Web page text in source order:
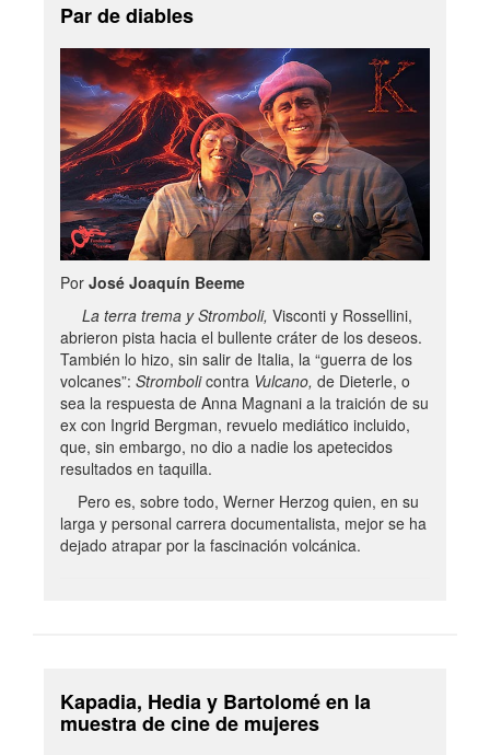
Par de diables
Por José Joaquín Beeme
La terra trema y Stromboli, Visconti y Rossellini,
abrieron pista hacia el bullente cráter de los deseos.
También lo hizo, sin salir de Italia, la “guerra de los
volcanes”: Strombolicontra Vulcano, de Dieterle, o
sea la respuesta de Anna Magnani a la traición de su
ex con Ingrid Bergman, revuelo mediático incluido,
que, sin embargo, no dio a nadie los apetecidos
resultados en taquilla.
Pero es, sobre todo, Werner Herzog quien, en su
larga y personal carrera documentalista, mejor se ha
dejado atrapar por la fascinación volcánica.
Kapadia, Hedia y Bartolomé en la
muestra de cine de mujeres